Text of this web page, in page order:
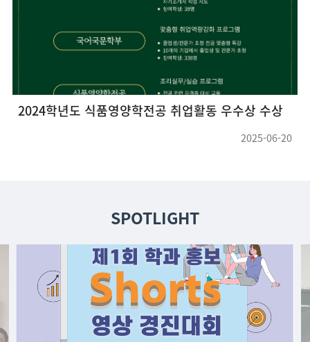
2024학년도 식품영양학전공 취업활동 우수상 수상
2025-06-20
SPOTLIGHT